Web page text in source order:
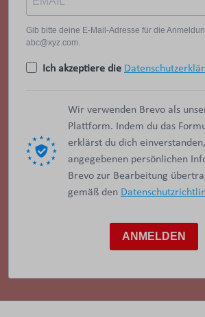
Gib bitte deine E-Mail-Adresse für die
abc@xyz.com.
Ich akzeptiere die
Wir verwenden Brevo als
Plattform. Indem du das
erklärst du dich
angegebenen persönlichen
Brevo zur Bearbeitung
gemäß den
ANMELDEN